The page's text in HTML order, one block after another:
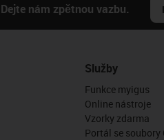
nám zpětnou vazbu.
Služby
Funkce myigus
Online nástroje
Vzorky zdarma
Portál se soubory